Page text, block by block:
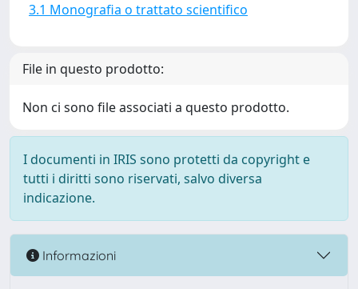
3.1 Monografia o trattato scientifico
File in questo prodotto:
Non ci sono file associati a questo prodotto.
I documenti in IRIS sono protetti da copyright e
tutti i diritti sono riservati, salvo diversa
indicazione.
Informazioni